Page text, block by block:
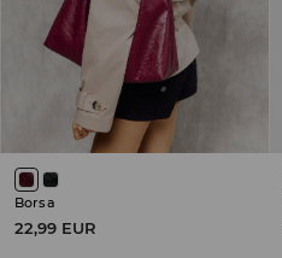
Borsa
22,99 EUR